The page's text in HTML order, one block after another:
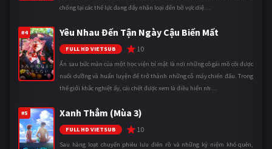
chống lại các thế lực đang đẩy nhân loại đến bờ vực diệ ...
#4 Yêu Nhau Đến Tận Ngày Cậu Biến Mất
FULL HD VIETSUB 10
Ẩn sau bức màn của một học viện bí mật là nơi những cô gái mồ côi được
nuôi dưỡng và huấn luyện để trở thành những cỗ máy chiến đấu. Trong
thế giới khắc nghiệt ấy, cái chết được xem là điều hiển nh ...
#5 Xanh Thẳm (Mùa 3)
FULL HD VIETSUB 10
Sau hàng loạt chuyến phiêu lưu điên rồ và những kỷ niệm khó quên,